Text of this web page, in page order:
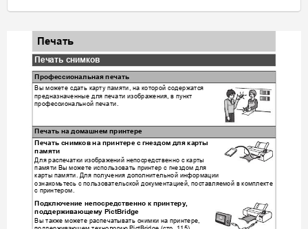
Печать
Печать снимков
Профессиональная печать
Вы можете сдать карту памяти, на которой содержатся
предназначенные для печати изображения, в пункт
профессиональной печати
Печать на домашнем принтере
Печать снимков на принтере с гнездом для карты
памяти
Для распечатки изображений непосредственно с карты
памяти Вы можете использовать принтер с гнездом для
карты памяти. Для получения дополнительной информации
ознакомьтесь с пользовательской документацией, поставляемой в комплекте
с принтером.
Подключение непосредственно к принтеру,
поддерживающему PictBridge
Вы также можете распечатывать снимки на принтере